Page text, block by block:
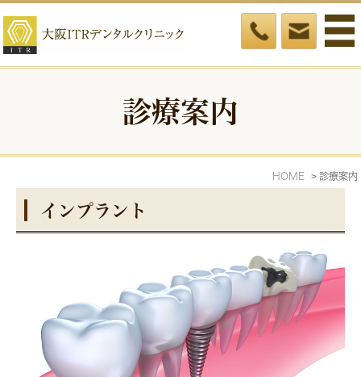
診療案内
HOME 診療案内
インプラント